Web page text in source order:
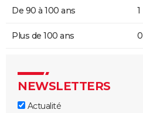
De 90 à 100 ans 1
Plus de 100 ans 0
NEWSLETTERS
Actualité